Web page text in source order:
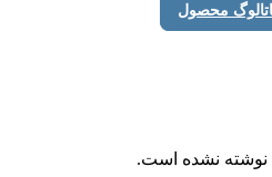
محصول
نوشته نشده است.